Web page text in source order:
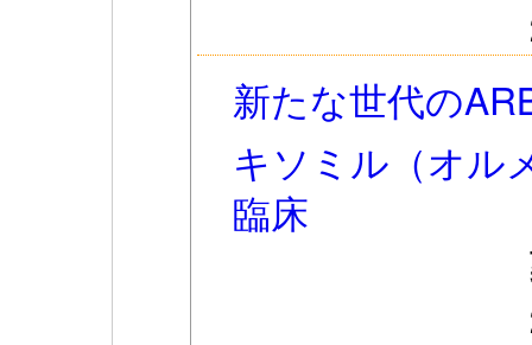
新たな世代の
キソミル（オル
臨床